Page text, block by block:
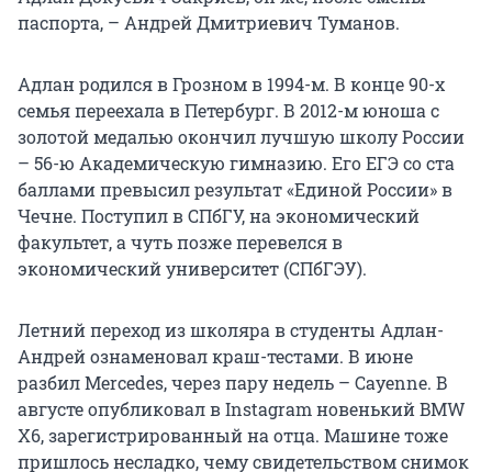
паспорта, – Андрей Дмитриевич Туманов.
Адлан родился в Грозном в 1994-м. В конце 90-х
семья переехала в Петербург. В 2012-м юноша с
золотой медалью окончил лучшую школу России
– 56-ю Академическую гимназию. Его ЕГЭ со ста
баллами превысил результат «Единой России» в
Чечне. Поступил в СПбГУ, на экономический
факультет, а чуть позже перевелся в
экономический университет (СПбГЭУ).
Летний переход из школяра в студенты Адлан-
Андрей ознаменовал краш-тестами. В июне
разбил Mercedes, через пару недель – Cayenne. В
августе опубликовал в Instagram новенький BMW
X6, зарегистрированный на отца. Машине тоже
пришлось несладко, чему свидетельством снимок